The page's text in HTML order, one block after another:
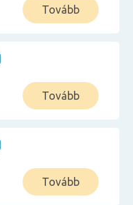
Tovább
Tovább
Tovább